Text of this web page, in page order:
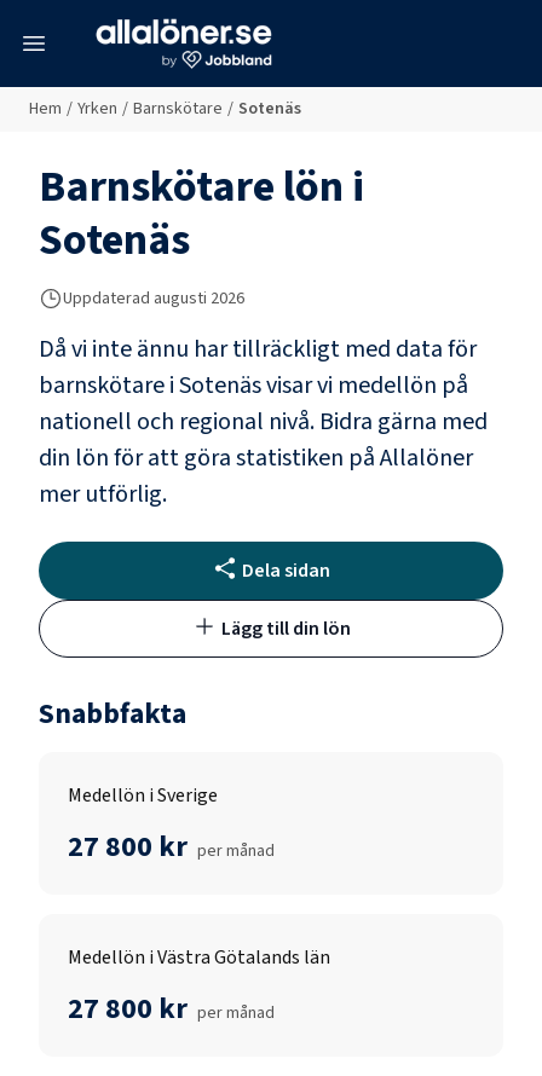
Hem / Yrken / Barnskötare / Sotenäs
Barnskötarelön i
Sotenäs
Uppdaterad augusti 2026
Då vi inte ännu har tillräckligt med data för
barnskötareiSotenäsvisar vi medellön på
nationell och regional nivå. Bidra gärna med
din lön för att göra statistiken på Allalöner
mer utförlig.
Dela sidan
Lägg till din lön
Snabbfakta
Medellön i Sverige
27 800 kr per månad
Medellön i Västra Götalands län
27 800 kr per månad